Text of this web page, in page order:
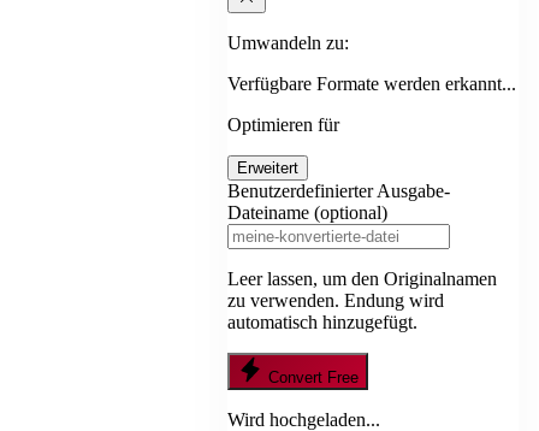
Umwandeln zu:
Verfügbare Formate werden erkannt...
Optimieren für
Erweitert
Benutzerdefinierter Ausgabe-
Dateiname (optional)
Leer lassen, um den Originalnamen
zu verwenden. Endung wird
automatisch hinzugefügt.
Convert Free
Wird hochgeladen...